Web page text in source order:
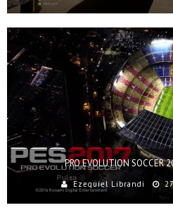
PRO EVOLUTION SOCCER
Ezequiel Librandi